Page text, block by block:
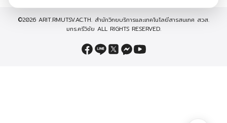
©2026 ARIT.RMUTSV.AC.TH. สำนักวิทยบริการและเทคโนโลยีสารสนเทศ สวส.
มทร.ศรีวิชัย ALL RIGHTS RESERVED.